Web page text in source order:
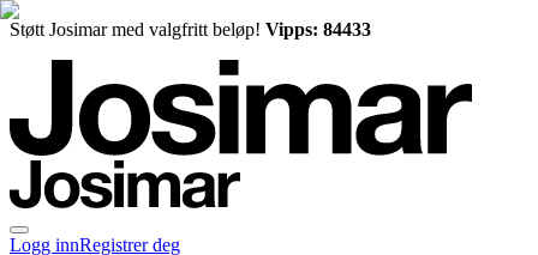
Støtt Josimar med valgfritt beløp! Vipps: 84433
Logg innRegistrer deg